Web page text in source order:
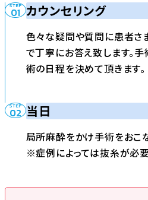
カウンセリング
色々な疑問や質問に患者さ
で丁寧にお答え致します。
術の日程を決めて頂きます。
当日
局所麻酔をかけ手術をおこ
※症例によっては抜糸が必